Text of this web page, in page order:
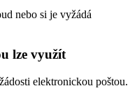
nebo si je vyžádá
lze využít
elektronickou poštou.